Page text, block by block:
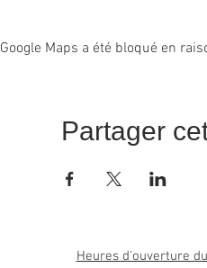
Google Maps a été bloqué en
Partager
Heures d'ouverture